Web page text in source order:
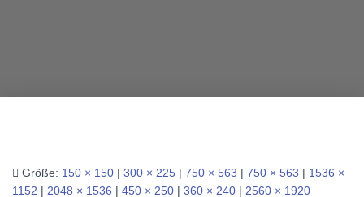
Größe: 150 × 150 | 300 × 225 | 750 × 563 | 750 × 563 | 1536 ×
1152 | 2048 × 1536 | 450 × 250 | 360 × 240 | 2560 × 1920